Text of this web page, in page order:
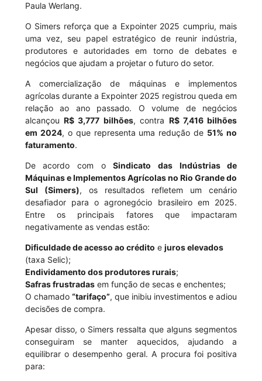
Paula Werlang.
O Simers reforça que a Expointer 2025 cumpriu, mais
uma vez, seu papel estratégico de reunir indústria,
produtores e autoridades em torno de debates e
negócios que ajudam a projetar o futuro do setor.
A comercialização de máquinas e implementos
agrícolas durante a Expointer 2025 registrou queda em
relação ao ano passado. O volume de negócios
alcançou R$ 3,777 bilhões, contra R$ 7,416 bilhões
em 2024, o que representa uma redução de 51% no
faturamento.
De acordo com oSindicato das Indústrias de
Máquinas e Implementos Agrícolas no Rio Grande do
Sul (Simers), os resultados refletem um cenário
desafiador para o agronegócio brasileiro em 2025.
Entre os principais fatores que impactaram
negativamente as vendas estão:
Dificuldade de acesso ao crédito e juros elevados
(taxa Selic);
Endividamento dos produtores rurais;
Safras frustradasem função de secas e enchentes;
O chamado “tarifaço”, que inibiu investimentos e adiou
decisões de compra.
Apesar disso, o Simers ressalta que alguns segmentos
conseguiram se manter aquecidos, ajudando a
equilibrar o desempenho geral. A procura foi positiva
para: